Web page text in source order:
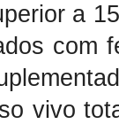
a
com
vivo